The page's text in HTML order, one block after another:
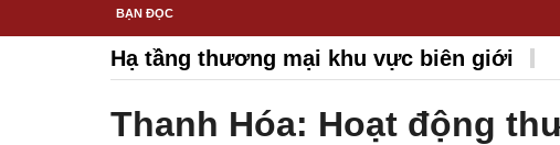
BẠN ĐỌC
Hạ tầng thương mại khu vực biên giới
Thanh Hóa: Hoạt động